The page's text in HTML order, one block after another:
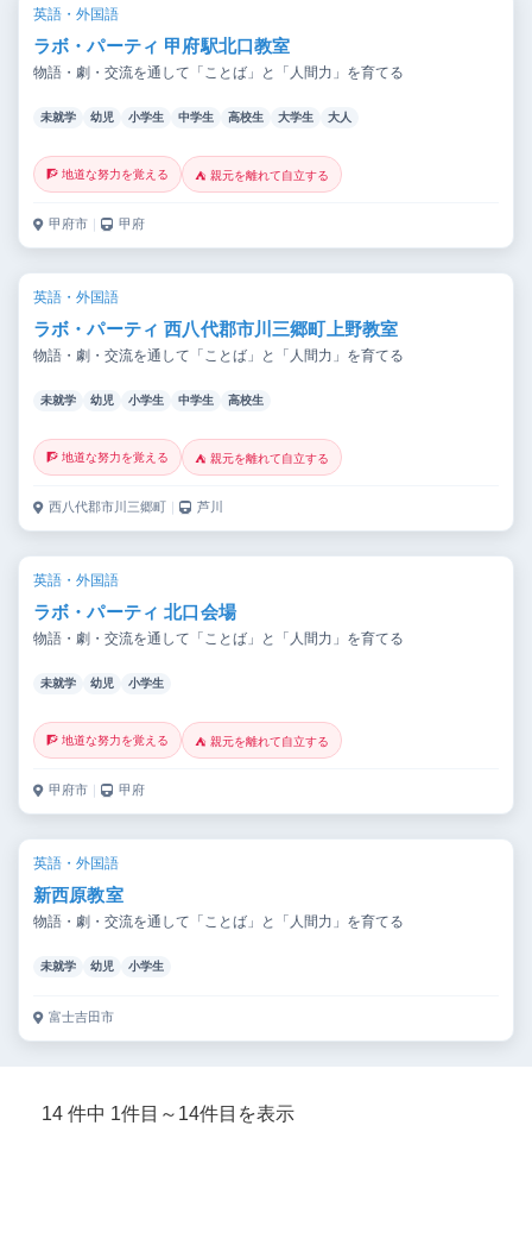
英語・外国語
ラボ・パーティ 甲府駅北口教室
物語・劇・交流を通して「ことば」と「人間力」を育てる
未就学 幼児 小学生 中学生 高校生 大学生 大人
🧗 地道な努力を覚える ⛺ 親元を離れて自立する
甲府市 ｜ 甲府
英語・外国語
ラボ・パーティ 西八代郡市川三郷町上野教室
物語・劇・交流を通して「ことば」と「人間力」を育てる
未就学 幼児 小学生 中学生 高校生
🧗 地道な努力を覚える ⛺ 親元を離れて自立する
西八代郡市川三郷町 ｜ 芦川
英語・外国語
ラボ・パーティ 北口会場
物語・劇・交流を通して「ことば」と「人間力」を育てる
未就学 幼児 小学生
🧗 地道な努力を覚える ⛺ 親元を離れて自立する
甲府市 ｜ 甲府
英語・外国語
新西原教室
物語・劇・交流を通して「ことば」と「人間力」を育てる
未就学 幼児 小学生
富士吉田市
14 件中 1件目～14件目を表示